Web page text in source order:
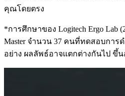
คุณโดยตรง
*การศึกษาของ Logitech Ergo Lab
Master จำนวน 37 คนที่ทดสอบการ
อย่าง ผลลัพธ์อาจแตกต่างกันไป ขึ้